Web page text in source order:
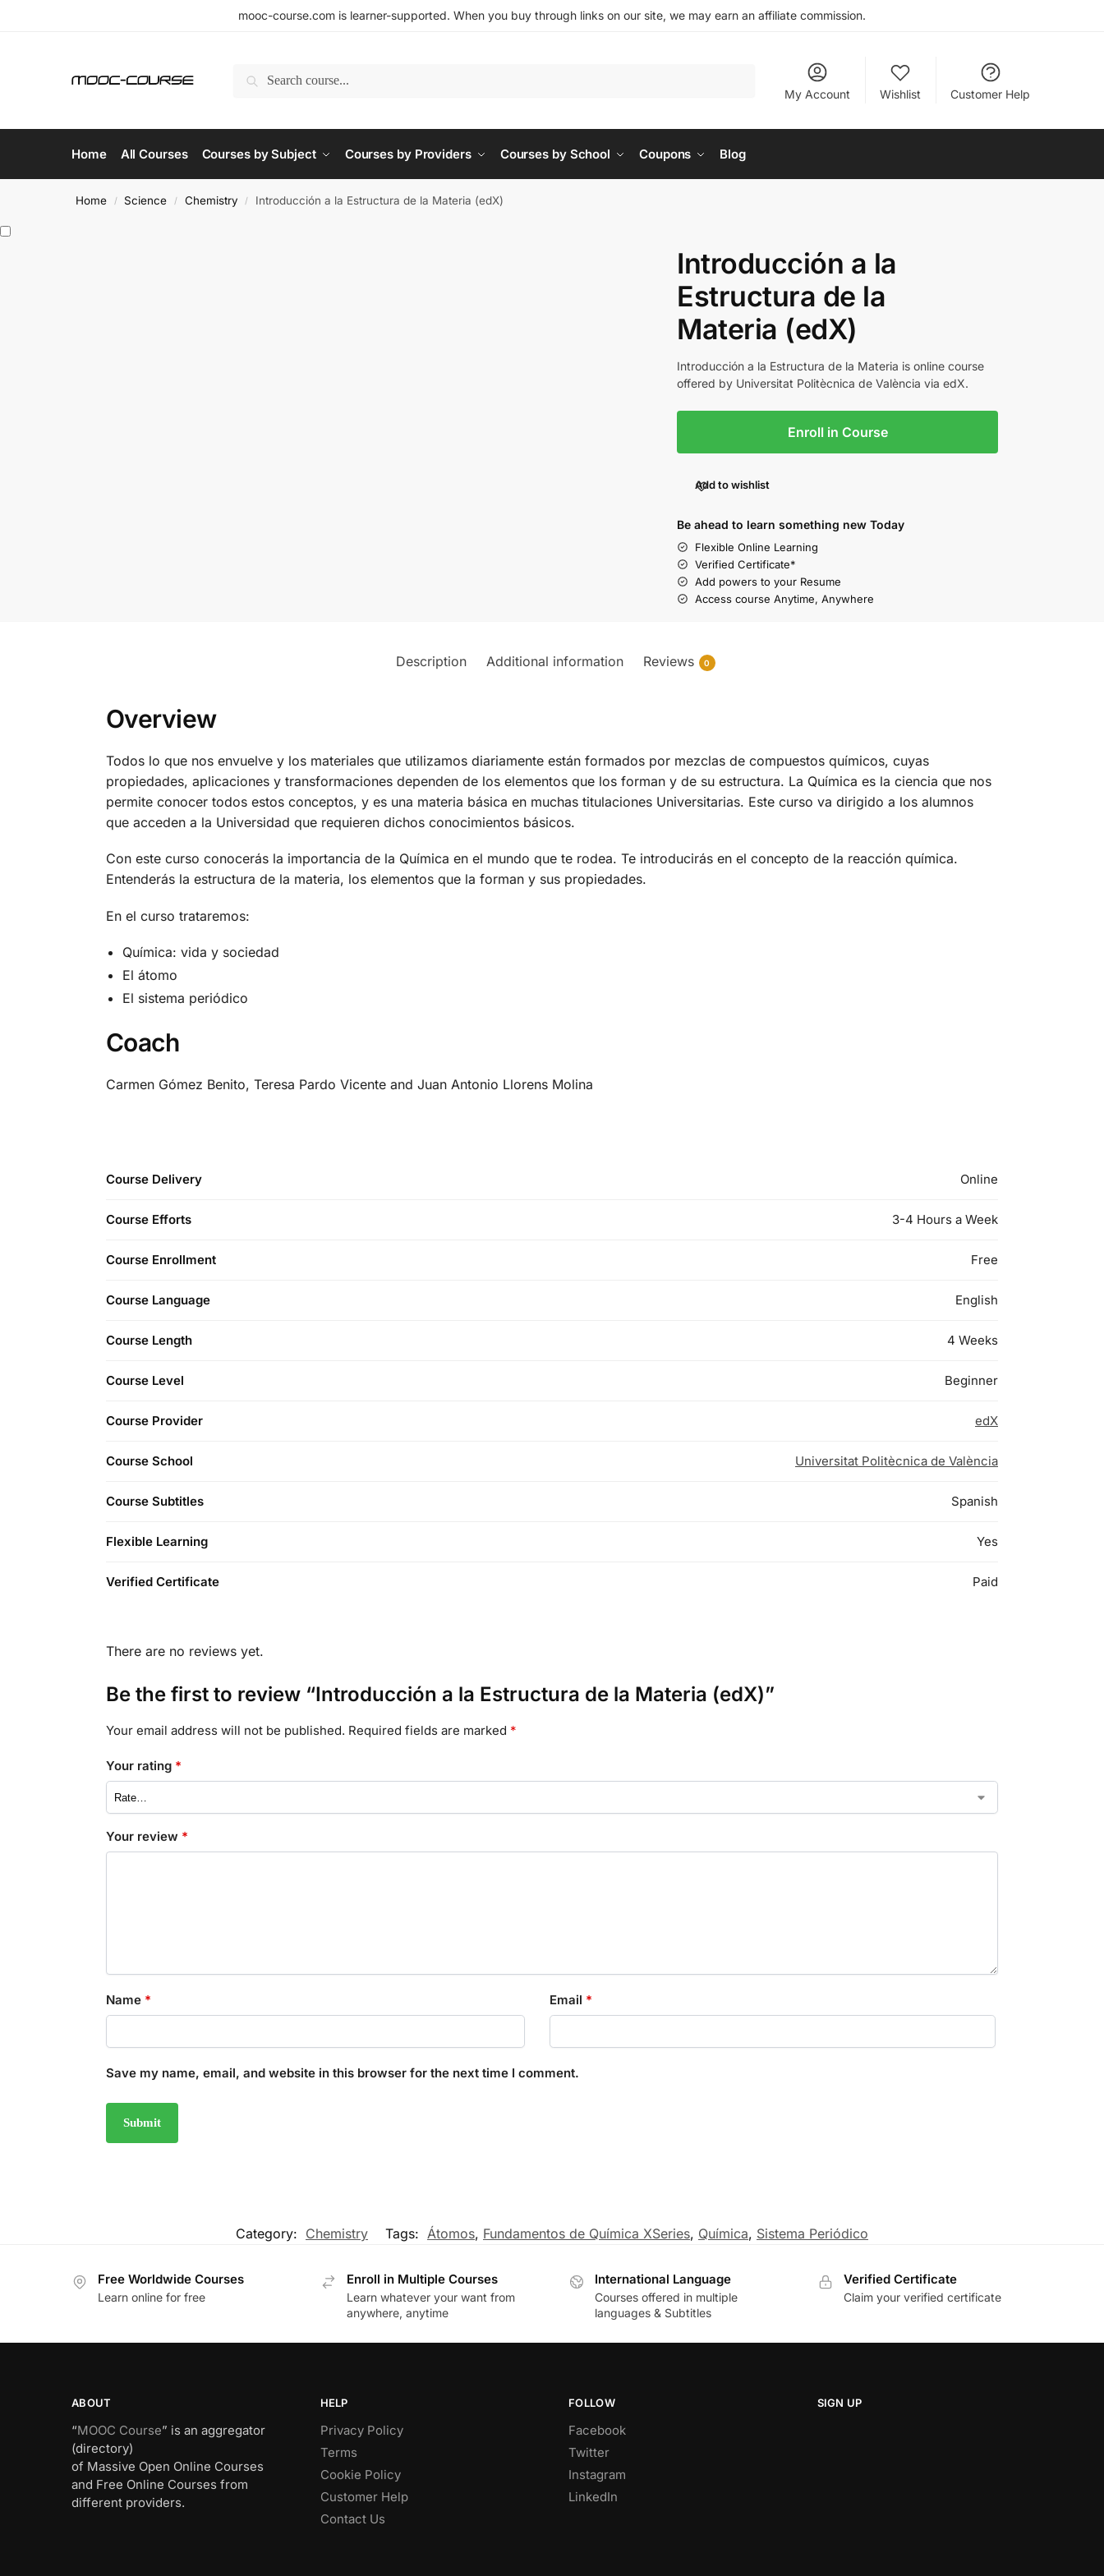
mooc-course.com is learner-supported. When you buy through links on our site, we may earn an affiliate commission.
Search
My Account
Wishlist Customer Help
Home All Courses Courses by Subject Courses by Providers Courses by School Coupons Blog
Home / Science / Chemistry / Introducción a la Estructura de la Materia (edX)
Introducción a la
Estructura de la
Materia (edX)
Introducción a la Estructura de la Materia is online course
offered by Universitat Politècnica de València via edX.
Enroll in Course
Add to wishlist
Be ahead to learn something new Today
Flexible Online Learning
Verified Certificate*
Add powers to your Resume
Access course Anytime, Anywhere
Description Additional information Reviews 0
Overview
Todos lo que nos envuelve y los materiales que utilizamos diariamente están formados por mezclas de compuestos químicos, cuyas
propiedades, aplicaciones y transformaciones dependen de los elementos que los forman y de su estructura. La Química es la ciencia que nos
permite conocer todos estos conceptos, y es una materia básica en muchas titulaciones Universitarias. Este curso va dirigido a los alumnos
que acceden a la Universidad que requieren dichos conocimientos básicos.
Con este curso conocerás la importancia de la Química en el mundo que te rodea. Te introducirás en el concepto de la reacción química.
Entenderás la estructura de la materia, los elementos que la forman y sus propiedades.
En el curso trataremos:
Química: vida y sociedad
El átomo
El sistema periódico
Coach
Carmen Gómez Benito, Teresa Pardo Vicente and Juan Antonio Llorens Molina
Course Delivery Online
Course Efforts 3-4 Hours a Week
Course Enrollment Free
Course Language English
Course Length 4 Weeks
Course Level Beginner
Course Provider edX
Course School Universitat Politècnica de València
Course Subtitles Spanish
Flexible Learning Yes
Verified Certificate Paid
There are no reviews yet.
Be the first to review “Introducción a la Estructura de la Materia (edX)”
Your email address will not be published. Required fields are marked *
Your rating *
Your review *
Name * Email *
Save my name, email, and website in this browser for the next time I comment.
Category: Chemistry Tags: Átomos, Fundamentos de Química XSeries, Química, Sistema Periódico
Free Worldwide Courses
Learn online for free
Enroll in Multiple Courses
Learn whatever your want from
anywhere, anytime
International Language
Courses offered in multiple
languages & Subtitles
Verified Certificate
Claim your verified certificate
ABOUT
“MOOC Course” is an aggregator
(directory)
of Massive Open Online Courses
and Free Online Courses from
different providers.
HELP
Privacy Policy
Terms
Cookie Policy
Customer Help
Contact Us
FOLLOW
Facebook
Twitter
Instagram
LinkedIn
SIGN UP